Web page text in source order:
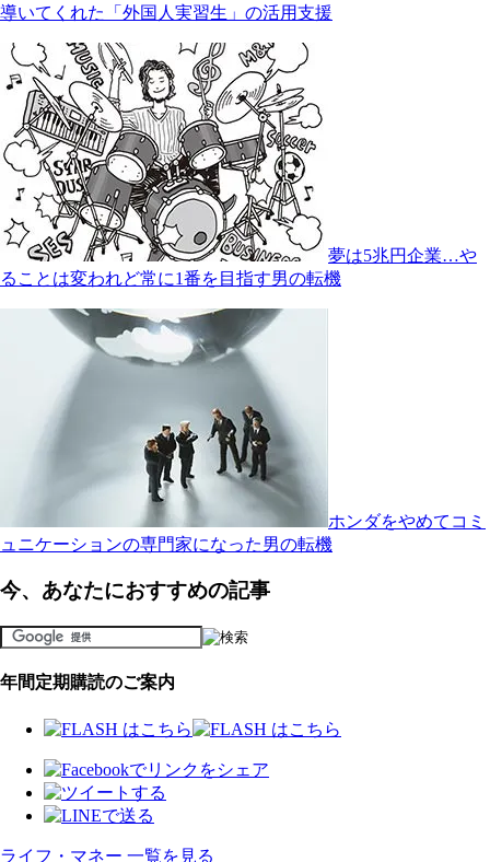
導いてくれた「外国人実習生」の活用支援
夢は5兆円企業…や
ることは変われど常に1番を目指す男の転機
ホンダをやめてコミ
ュニケーションの専門家になった男の転機
今、あなたにおすすめの記事
年間定期購読のご案内
ライフ・マネー 一覧を見る